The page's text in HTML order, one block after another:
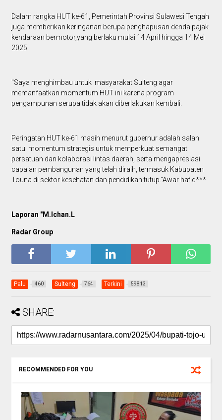
Dalam rangka HUT ke-61, Pemerintah Provinsi Sulawesi Tengah
juga memberikan keringanan berupa penghapusan denda pajak
kendaraan bermotor,yang berlaku mulai 14 April hingga 14 Mei
2025.
"Saya menghimbau untuk masyarakat Sulteng agar
memanfaatkan momentum HUT ini karena program
pengampunan serupa tidak akan diberlakukan kembali.
Peringatan HUT ke-61 masih menurut gubernur adalah salah
satu momentum strategis untuk memperkuat semangat
persatuan dan kolaborasi lintas daerah, serta mengapresiasi
capaian pembangunan yang telah diraih, termasuk Kabupaten
Touna di sektor kesehatan dan pendidikan tutup."Awar hafid***
Laporan "M.Ichan.L
Radar Group
Palu 460 Sulteng 764 Terkini 59813
SHARE:
RECOMMENDED FOR YOU